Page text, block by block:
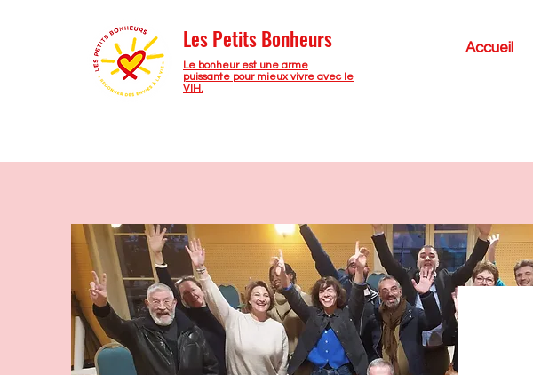
Les Petits Bonheurs
Le bonheur est une arme
puissante pour mieux vivre avec le
VIH.
Accueil